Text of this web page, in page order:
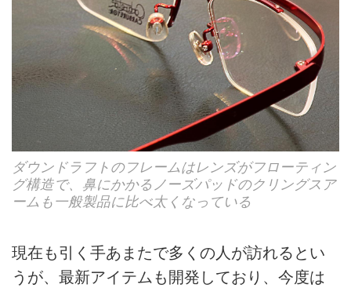
ダウンドラフトのフレームはレンズがフローティン
グ構造で、鼻にかかるノーズパッドのクリングスア
ームも一般製品に比べ太くなっている
現在も引く手あまたで多くの人が訪れるとい
うが、最新アイテムも開発しており、今度は